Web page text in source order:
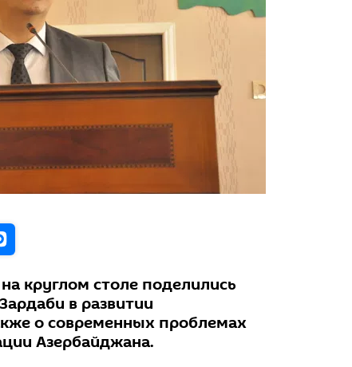
круглом столе поделились
в развитии
о современных проблемах
Азербайджана.